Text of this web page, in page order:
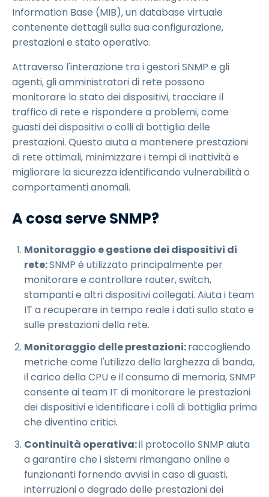
Information Base (MIB), un database virtuale
contenente dettagli sulla sua configurazione,
prestazioni e stato operativo.
Attraverso l'interazione tra i gestori SNMP e gli
agenti, gli amministratori di rete possono
monitorare lo stato dei dispositivi, tracciare il
traffico di rete e rispondere a problemi, come
guasti dei dispositivi o colli di bottiglia delle
prestazioni. Questo aiuta a mantenere prestazioni
di rete ottimali, minimizzare i tempi di inattività e
migliorare la sicurezza identificando vulnerabilità o
comportamenti anomali.
A cosa serve SNMP?
Monitoraggio e gestione dei dispositivi di
rete:SNMP è utilizzato principalmente per
monitorare e controllare router, switch,
stampanti e altri dispositivi collegati. Aiuta i team
IT a recuperare in tempo reale i dati sullo stato e
sulle prestazioni della rete.
Monitoraggio delle prestazioni:raccogliendo
metriche come l'utilizzo della larghezza di banda,
il carico della CPU e il consumo di memoria, SNMP
consente ai team IT di monitorare le prestazioni
dei dispositivi e identificare i colli di bottiglia prima
che diventino critici.
Continuità operativa:il protocollo SNMP aiuta
a garantire che i sistemi rimangano online e
funzionanti fornendo avvisi in caso di guasti,
interruzioni o degrado delle prestazioni dei